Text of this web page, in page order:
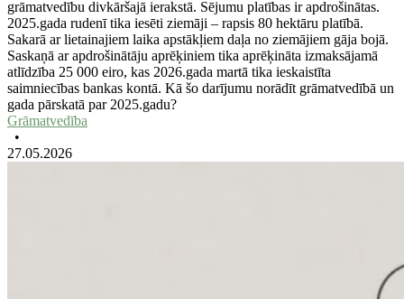
grāmatvedību divkāršajā ierakstā. Sējumu platības ir apdrošinātas.
2025.gada rudenī tika iesēti ziemāji – rapsis 80 hektāru platībā.
Sakarā ar lietainajiem laika apstākļiem daļa no ziemājiem gāja bojā.
Saskaņā ar apdrošinātāju aprēķiniem tika aprēķināta izmaksājamā
atlīdzība 25 000 eiro, kas 2026.gada martā tika ieskaistīta
saimniecības bankas kontā. Kā šo darījumu norādīt grāmatvedībā un
gada pārskatā par 2025.gadu?
Grāmatvedība
•
27.05.2026